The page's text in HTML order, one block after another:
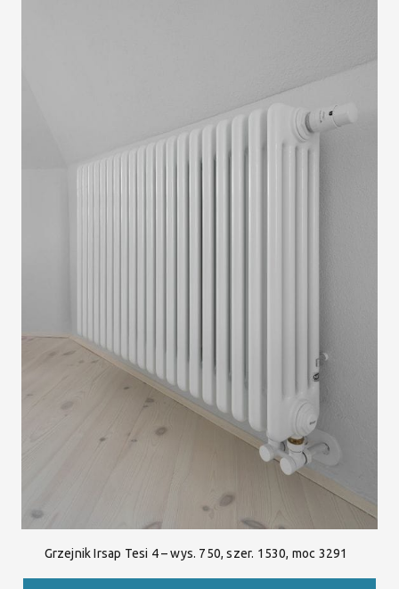
Grzejnik Irsap Tesi 4 – wys. 750, szer. 1530, moc 3291